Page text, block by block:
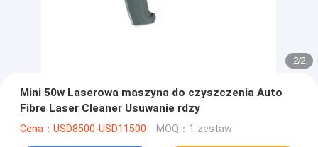
2/2
Mini 50w Laserowa maszyna do czyszczenia Auto
Fibre Laser Cleaner Usuwanie rdzy
Cena：USD8500-USD11500 MOQ：1 zestaw